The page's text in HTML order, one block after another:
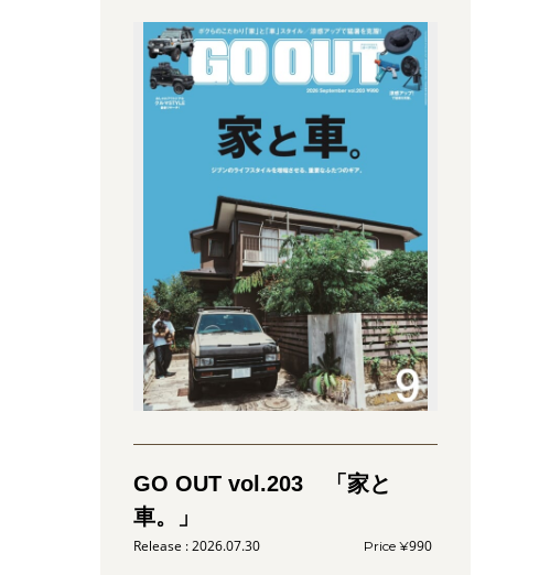
GO OUT vol.203 「家と
車。」
2026.07.30 990